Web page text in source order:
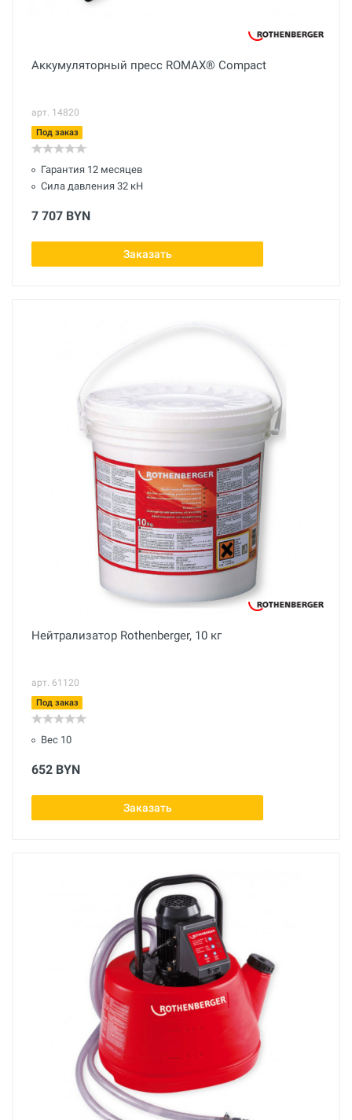
Аккумуляторный пресс ROMAX® Compact
арт. 14820
Под заказ
Гарантия 12 месяцев
Сила давления 32 кН
7 707 BYN
Заказать
Нейтрализатор Rothenberger, 10 кг
арт. 61120
Под заказ
Вес 10
652 BYN
Заказать